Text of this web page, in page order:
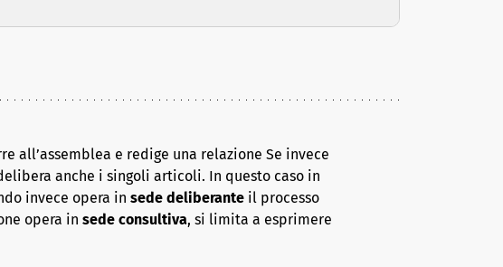
all’assemblea e redige una relazione Se invece
anche i singoli articoli. In questo caso in
invece opera in sede deliberante il processo
opera in sede consultiva, si limita a esprimere